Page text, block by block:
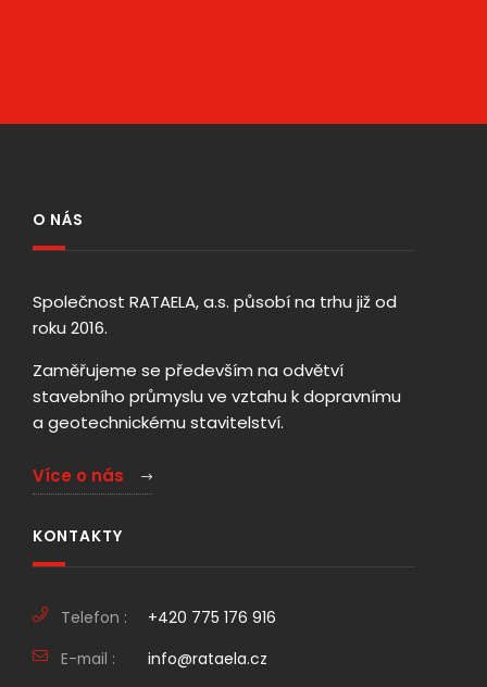
O NÁS
Společnost RATAELA, a.s. působí na trhu již od
roku 2016.
Zaměřujeme se především na odvětví
stavebního průmyslu ve vztahu k dopravnímu
a geotechnickému stavitelství.
Více o nás
KONTAKTY
Telefon :
+420 775 176 916
E-mail :
info@rataela.cz